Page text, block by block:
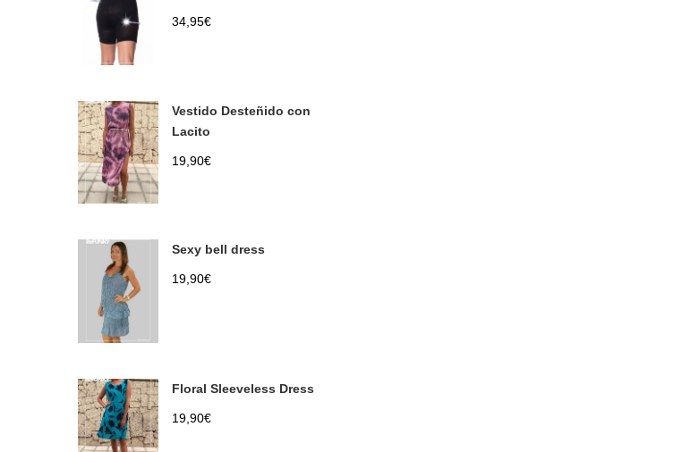
34,95€
Vestido Desteñido con
Lacito
19,90€
Sexy bell dress
19,90€
Floral Sleeveless Dress
19,90€